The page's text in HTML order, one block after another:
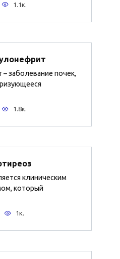
1.1к.
заболевание почек,
1.8к.
клиническим
который
1к.